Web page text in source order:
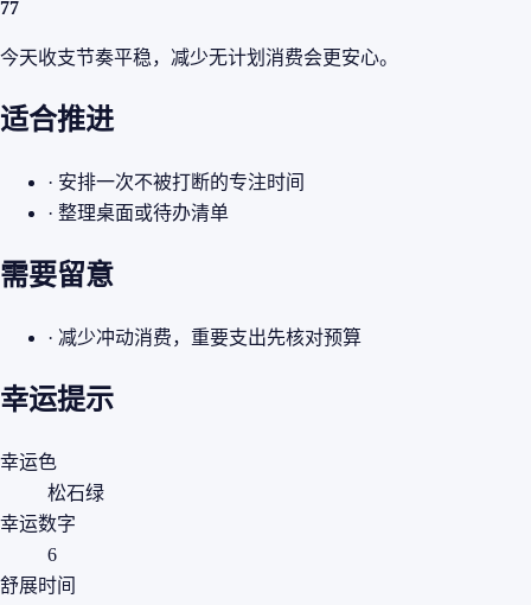
77
今天收支节奏平稳，减少无计划消费会更安心。
适合推进
· 安排一次不被打断的专注时间
· 整理桌面或待办清单
需要留意
· 减少冲动消费，重要支出先核对预算
幸运提示
幸运色
松石绿
幸运数字
6
舒展时间